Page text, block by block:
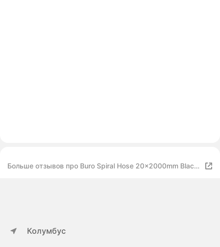
Больше отзывов про Buro Spiral Hose 20x2000mm Black
Колумбус